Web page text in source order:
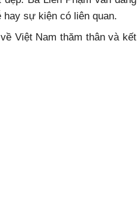
hay sự kiện có liên quan.
Việt Nam thăm thân và kết